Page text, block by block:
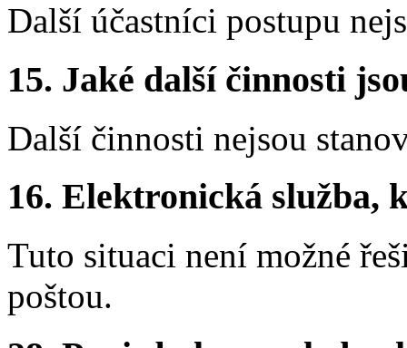
Další účastníci postupu
15. Jaké další činnosti
Další činnosti nejsou
16. Elektronická služba,
Tuto situaci není možné
poštou.